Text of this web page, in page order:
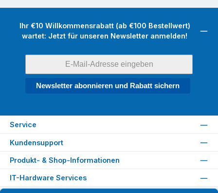
Ihr €10 Willkommensrabatt (ab €100 Bestellwert)
wartet: Jetzt für unseren Newsletter anmelden!
Newsletter abonnieren und Rabatt sichern
Service
Kundensupport
Produkt- & Shop-Informationen
IT-Hardware Services